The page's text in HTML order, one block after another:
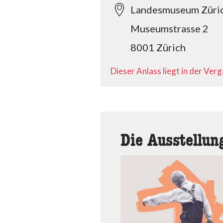
Landesmuseum
Museumstrasse 2
8001 Zürich
Dieser Anlass liegt in der
Die